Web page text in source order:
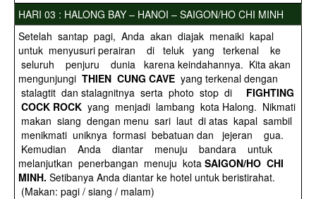
HARI 03 : HALONG BAY – HANOI – SAIGON/HO CHI MINH
Setelah santap pagi, Anda akan diajak menaiki kapal
untuk menyusuri perairan di teluk yang terkenal ke
seluruh penjuru dunia karena keindahannya. Kita akan
mengunjungi THIEN CUNG CAVE yang terkenal dengan
stalagtit dan stalagnitnya serta photo stop di FIGHTING
COCK ROCK yang menjadi lambang kota Halong. Nikmati
makan siang dengan menu sari laut di atas kapal sambil
menikmati uniknya formasi bebatuan dan jejeran gua.
Kemudian Anda diantar menuju bandara untuk
melanjutkan penerbangan menuju kota SAIGON/HO CHI
MINH. Setibanya Anda diantar ke hotel untuk beristirahat.
(Makan: pagi / siang / malam)